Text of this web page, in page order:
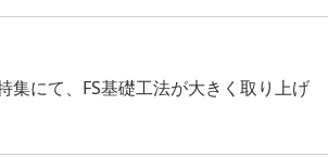
集にて、FS基礎工法が大きく取り上げ